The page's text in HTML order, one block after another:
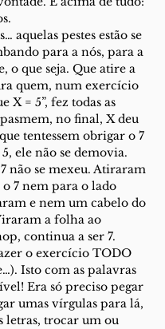
aquelas pestes estão se
para a nós, para a
o que seja. Que atire a
quem, num exercício
X = 5”, fez todas as
no final, X deu
tentessem obrigar o 7
5, ele não se demovia.
não se mexeu. Atiraram
7 nem para o lado
e nem um cabelo do
a folha ao
continua a ser 7.
o exercício TODO
Isto com as palavras
Era só preciso pegar
umas vírgulas para lá,
letras, trocar um ou